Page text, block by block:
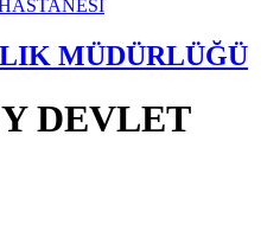
MÜDÜRLÜĞÜ
DEVLET